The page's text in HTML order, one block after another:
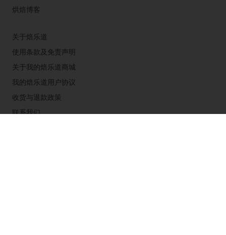
烘焙博客
关于焙乐道
使用条款及免责声明
关于我的焙乐道商城
我的焙乐道用户协议
收货与退款政策
联系我们